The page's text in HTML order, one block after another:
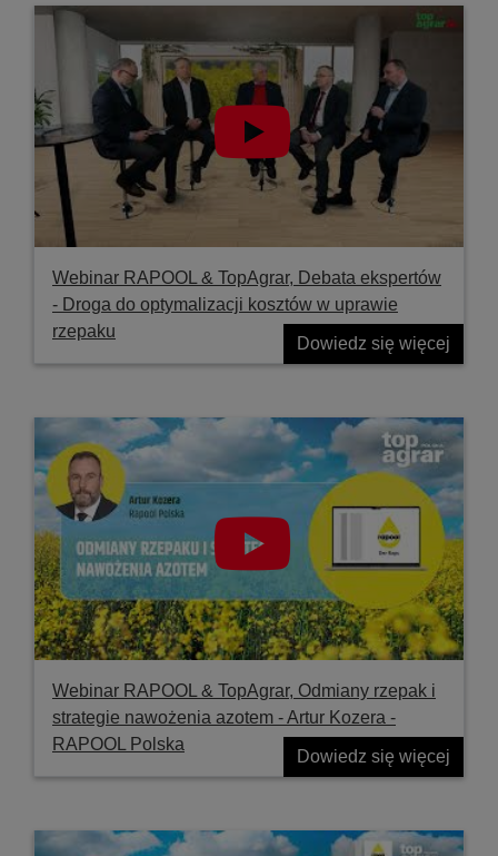
Webinar RAPOOL & TopAgrar, Debata ekspertów
- Droga do optymalizacji kosztów w uprawie
rzepaku
Dowiedz się więcej
Webinar RAPOOL & TopAgrar, Odmiany rzepak i
strategie nawożenia azotem - Artur Kozera -
RAPOOL Polska
Dowiedz się więcej